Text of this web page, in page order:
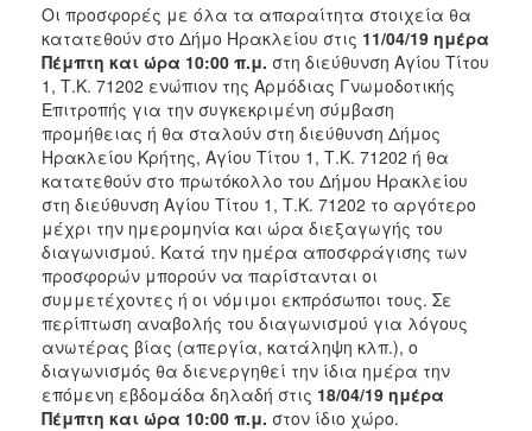
Οι προσφορές με όλα τα απαραίτητα στοιχεία θα
κατατεθούν στο Δήμο Ηρακλείου στις 11/04/19 ημέρα
Πέμπτη και ώρα 10:00 π.μ. στη διεύθυνση Αγίου Τίτου
1, Τ.Κ. 71202 ενώπιον της Αρμόδιας Γνωμοδοτικής
Επιτροπής για την συγκεκριμένη σύμβαση
προμήθειας ή θα σταλούν στη διεύθυνση Δήμος
Ηρακλείου Κρήτης, Αγίου Τίτου 1, Τ.Κ. 71202 ή θα
κατατεθούν στο πρωτόκολλο του Δήμου Ηρακλείου
στη διεύθυνση Αγίου Τίτου 1, Τ.Κ. 71202 το αργότερο
μέχρι την ημερομηνία και ώρα διεξαγωγής του
διαγωνισμού. Κατά την ημέρα αποσφράγισης των
προσφορών μπορούν να παρίστανται οι
συμμετέχοντες ή οι νόμιμοι εκπρόσωποι τους. Σε
περίπτωση αναβολής του διαγωνισμού για λόγους
ανωτέρας βίας (απεργία, κατάληψη κλπ.), ο
διαγωνισμός θα διενεργηθεί την ίδια ημέρα την
επόμενη εβδομάδα δηλαδή στις 18/04/19 ημέρα
Πέμπτη και ώρα 10:00 π.μ. στον ίδιο χώρο.